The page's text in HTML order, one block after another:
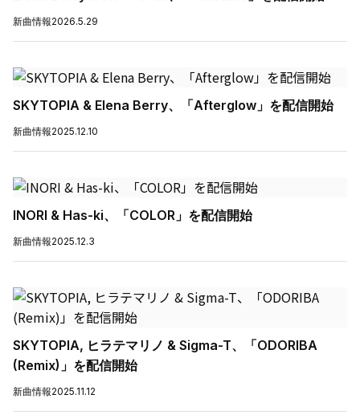
新曲情報2026.5.29
SKYTOPIA & Elena Berry、「Afterglow」を配信開始
新曲情報2025.12.10
INORI & Has-ki、「COLOR」を配信開始
新曲情報2025.12.3
SKYTOPIA, ヒラテマリノ & Sigma-T、「ODORIBA
(Remix)」を配信開始
新曲情報2025.11.12